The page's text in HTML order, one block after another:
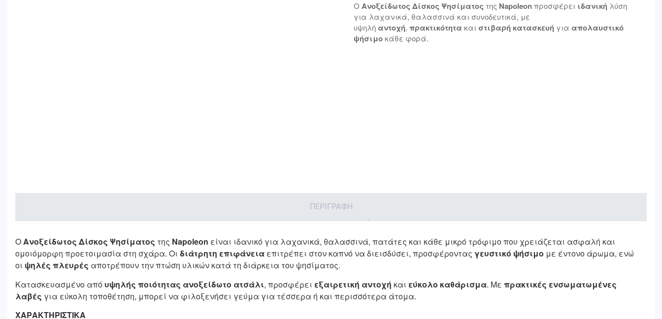
Ο Ανοξείδωτος Δίσκος Ψησίματος της Napoleonπροσφέρει ιδανικήλύση
για λαχανικά, θαλασσινά και συνοδευτικά, με
υψηλή αντοχή, πρακτικότητα και στιβαρή κατασκευήγια απολαυστικό
ψήσιμοκάθε φορά.
ΠΕΡΙΓΡΑΦΉ
ΟΑνοξείδωτος Δίσκος Ψησίματος της Napoleon είναι ιδανικό για λαχανικά, θαλασσινά, πατάτες και κάθε μικρό τρόφιμο που χρειάζεται ασφαλή και
ομοιόμορφη προετοιμασία στη σχάρα. Οι διάτρητη επιφάνεια επιτρέπει στον καπνό να διεισδύσει, προσφέροντας γευστικό ψήσιμο με έντονο άρωμα, ενώ
οι ψηλές πλευρές αποτρέπουν την πτώση υλικών κατά τη διάρκεια του ψησίματος.
Κατασκευασμένο από υψηλής ποιότητας ανοξείδωτο ατσάλι, προσφέρει εξαιρετική αντοχή και εύκολο καθάρισμα. Με πρακτικές ενσωματωμένες
λαβές για εύκολη τοποθέτηση, μπορεί να φιλοξενήσει γεύμα για τέσσερα ή και περισσότερα άτομα.
ΧΑΡΑΚΤΗΡΙΣΤΙΚΑ